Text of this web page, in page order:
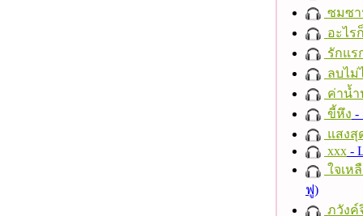
ซมซ
อะไร
รักแร
ลบไม่
ค่าน้
ขี้หึง -
แสงสุ
xxx -
ใจเห
ฟู)
ภวังค์